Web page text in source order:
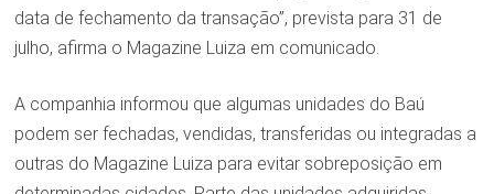
data de fechamento da transação”, prevista para 31 de
julho, afirma o Magazine Luiza em comunicado.
A companhia informou que algumas unidades do Baú
podem ser fechadas, vendidas, transferidas ou integradas a
outras do Magazine Luiza para evitar sobreposição em